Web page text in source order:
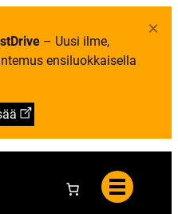
– Uusi ilme,
ensiluokkaisella
×
i
t
e
l
u
t